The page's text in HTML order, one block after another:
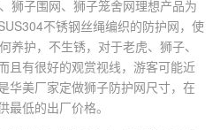
狮子围网、狮子笼舍网理想产品为
不锈钢丝绳编织的防护网，使
养护，不生锈，对于老虎、狮子、
且有很好的观赏视线，游客可能近
华美厂家定做狮子防护网尺寸，在
最低的出厂价格。